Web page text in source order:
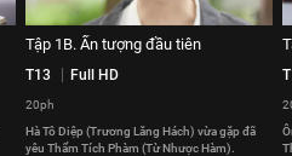
Tập 1B. Ấn tượng đầu tiên
T13 Full HD
20ph
Hà Tô Diệp (Trương Lăng Hách) vừa gặp đã
yêu Thẩm Tích Phàm (Từ Nhược Hàm).